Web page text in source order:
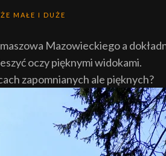
MAŁE I DUŻE
Mazowieckiego a
oczy pięknymi widokami.
zapomnianych ale pięknych?